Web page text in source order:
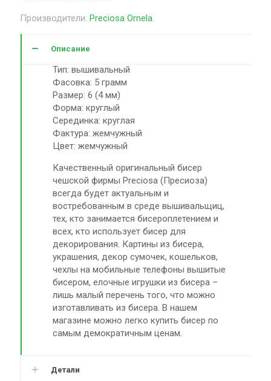
Производители: Preciosa Ornela.
Описание
Тип: вышивальный
Фасовка: 5 грамм
Размер: 6 (4 мм)
Форма: круглый
Серединка: круглая
Фактура: жемчужный
Цвет: жемчужный
Качественный оригинальный бисер
чешской фирмы Preciosa (Пресиоза)
всегда будет актуальным и
востребованным в среде вышивальщиц,
тех, кто занимается бисероплетением и
всех, кто использует бисер для
декорирования. Картины из бисера,
украшения, декор сумочек, кошельков,
чехлы на мобильные телефоны вышитые
бисером, елочные игрушки из бисера –
лишь малый перечень того, что можно
изготавливать из бисера. В нашем
магазине можно легко купить бисер по
самым демократичным ценам.
Детали